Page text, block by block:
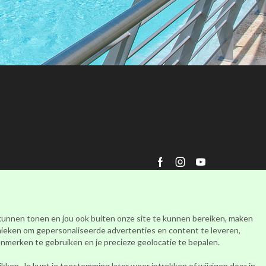
FacebookInstagram
Youtube
tonen en jou ook buiten onze site te kunnen bereiken, maken
om gepersonaliseerde advertenties en content te leveren,
te gebruiken en je precieze geolocatie te bepalen.